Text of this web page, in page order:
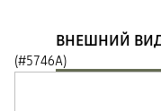
(#5746A)
ВНЕШНИЙ